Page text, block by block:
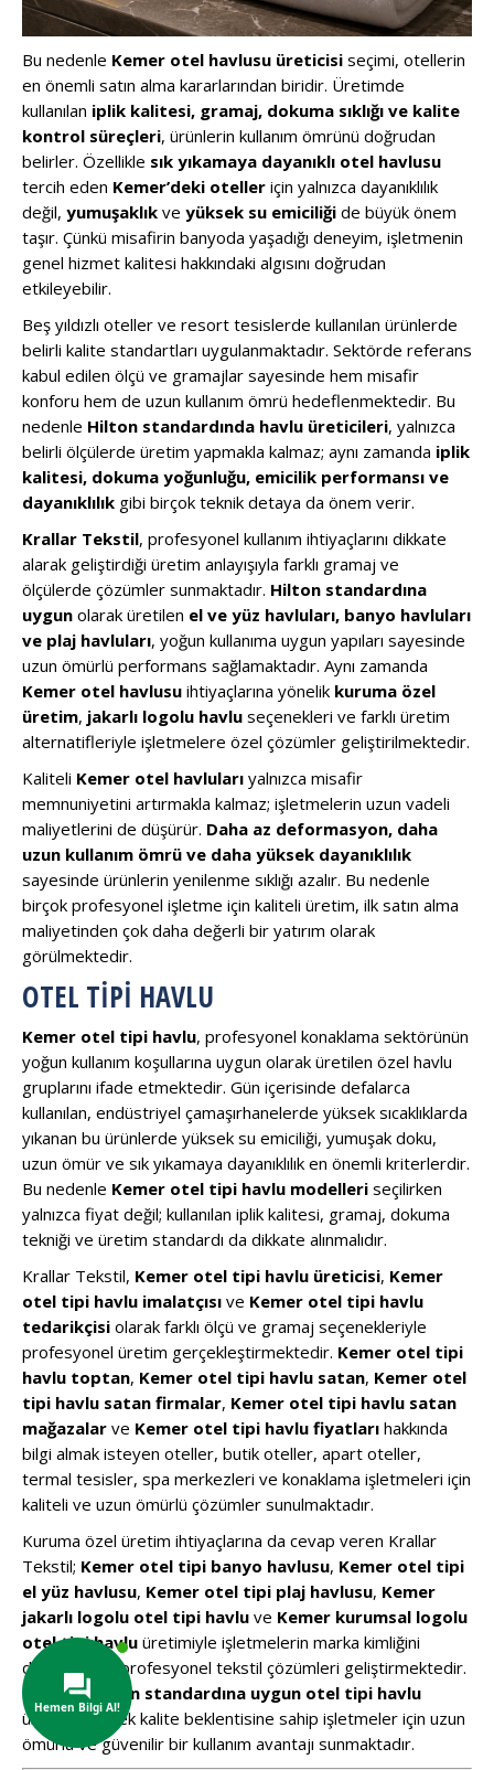
Bu nedenle Kemer otel havlusu üreticisi seçimi, otellerin
en önemli satın alma kararlarından biridir. Üretimde
kullanılan iplik kalitesi, gramaj, dokuma sıklığı ve kalite
kontrol süreçleri, ürünlerin kullanım ömrünü doğrudan
belirler. Özellikle sık yıkamaya dayanıklı otel havlusu
tercih eden Kemer’deki oteller için yalnızca dayanıklılık
değil, yumuşaklık ve yüksek su emiciliği de büyük önem
taşır. Çünkü misafirin banyoda yaşadığı deneyim, işletmenin
genel hizmet kalitesi hakkındaki algısını doğrudan
etkileyebilir.
Beş yıldızlı oteller ve resort tesislerde kullanılan ürünlerde
belirli kalite standartları uygulanmaktadır. Sektörde referans
kabul edilen ölçü ve gramajlar sayesinde hem misafir
konforu hem de uzun kullanım ömrü hedeflenmektedir. Bu
nedenle Hilton standardında havlu üreticileri, yalnızca
belirli ölçülerde üretim yapmakla kalmaz; aynı zamanda iplik
kalitesi, dokuma yoğunluğu, emicilik performansı ve
dayanıklılık gibi birçok teknik detaya da önem verir.
Krallar Tekstil, profesyonel kullanım ihtiyaçlarını dikkate
alarak geliştirdiği üretim anlayışıyla farklı gramaj ve
ölçülerde çözümler sunmaktadır. Hilton standardına
uygun olarak üretilen el ve yüz havluları, banyo havluları
ve plaj havluları, yoğun kullanıma uygun yapıları sayesinde
uzun ömürlü performans sağlamaktadır. Aynı zamanda
Kemer otel havlusu ihtiyaçlarına yönelik kuruma özel
üretim, jakarlı logolu havlu seçenekleri ve farklı üretim
alternatifleriyle işletmelere özel çözümler geliştirilmektedir.
Kaliteli Kemer otel havluları yalnızca misafir
memnuniyetini artırmakla kalmaz; işletmelerin uzun vadeli
maliyetlerini de düşürür. Daha az deformasyon, daha
uzun kullanım ömrü ve daha yüksek dayanıklılık
sayesinde ürünlerin yenilenme sıklığı azalır. Bu nedenle
birçok profesyonel işletme için kaliteli üretim, ilk satın alma
maliyetinden çok daha değerli bir yatırım olarak
görülmektedir.
OTEL TIPI HAVLU
Kemer otel tipi havlu, profesyonel konaklama sektörünün
yoğun kullanım koşullarına uygun olarak üretilen özel havlu
gruplarını ifade etmektedir. Gün içerisinde defalarca
kullanılan, endüstriyel çamaşırhanelerde yüksek sıcaklıklarda
yıkanan bu ürünlerde yüksek su emiciliği, yumuşak doku,
uzun ömür ve sık yıkamaya dayanıklılık en önemli kriterlerdir.
Bu nedenle Kemer otel tipi havlu modelleri seçilirken
yalnızca fiyat değil; kullanılan iplik kalitesi, gramaj, dokuma
tekniği ve üretim standardı da dikkate alınmalıdır.
Krallar Tekstil, Kemer otel tipi havlu üreticisi, Kemer
otel tipi havlu imalatçısı ve Kemer otel tipi havlu
tedarikçisi olarak farklı ölçü ve gramaj seçenekleriyle
profesyonel üretim gerçekleştirmektedir. Kemer otel tipi
havlu toptan, Kemer otel tipi havlu satan, Kemer otel
tipi havlu satan firmalar, Kemer otel tipi havlu satan
mağazalar ve Kemer otel tipi havlu fiyatları hakkında
bilgi almak isteyen oteller, butik oteller, apart oteller,
termal tesisler, spa merkezleri ve konaklama işletmeleri için
kaliteli ve uzun ömürlü çözümler sunulmaktadır.
Kuruma özel üretim ihtiyaçlarına da cevap veren Krallar
Tekstil; Kemer otel tipi banyo havlusu, Kemer otel tipi
el yüz havlusu, Kemer otel tipi plaj havlusu, Kemer
jakarlı logolu otel tipi havlu ve Kemer kurumsal logolu
otel tipi havlu üretimiyle işletmelerin marka kimliğini
destekleyen profesyonel tekstil çözümleri geliştirmektedir.
ÖzellikleHilton standardına uygun otel tipi havlu
üretimi, yüksek kalite beklentisine sahip işletmeler için uzun
ömürlü ve güvenilir bir kullanım avantajı sunmaktadır.